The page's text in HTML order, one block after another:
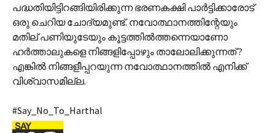
പദ്ധതിയിട്ടിറങ്ങിയിരിക്കുന്ന ഭരണകക്ഷി പാർട്ടിക്കാരോട്
ഒരു ചെറിയ ചോദ്യമുണ്ട്. നവോത്ഥാനത്തിന്റേയും
മതില് പണിയുടേയും കൂ‍ട്ടത്തിൽത്തന്നെയാണോ
ഹർത്താലുകളെ നിങ്ങളിപ്പോഴും താലോലിക്കുന്നത് ?
എങ്കിൽ നിങ്ങളീപ്പറയുന്ന നവോത്ഥാനത്തിൽ എനിക്ക്
വിശ്വാസമില്ല.
#Say_No_To_Harthal